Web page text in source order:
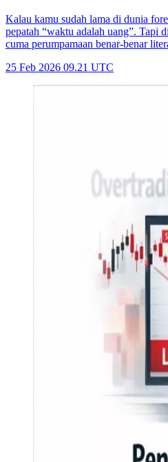
Kalau kamu sudah lama di dunia
pepatah “waktu adalah uang”. Tapi
cuma perumpamaan benar-benar
25 Feb 2026 09.21 UTC